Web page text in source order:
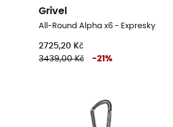
Grivel
All-Round Alpha x6 - Expresky
2725,20 Kč
3439,00 Kč
-21 %